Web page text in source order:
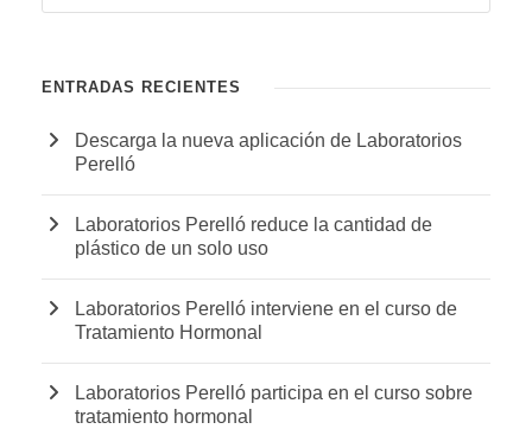
ENTRADAS RECIENTES
Descarga la nueva aplicación de Laboratorios
Perelló
Laboratorios Perelló reduce la cantidad de
plástico de un solo uso
Laboratorios Perelló interviene en el curso de
Tratamiento Hormonal
Laboratorios Perelló participa en el curso sobre
tratamiento hormonal